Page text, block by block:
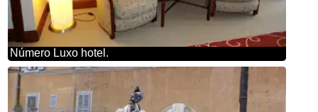
Número Luxo hotel.